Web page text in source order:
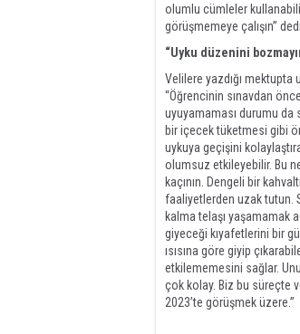
olumlu cümleler
görüşmemeye çalışın” dedi.
“Uyku düzenini
Velilere yazdığı
“Öğrencinin sınavdan
uyuyamaması durumu da
bir içecek tüketmesi gibi
uykuya geçişini
olumsuz etkileyebilir. Bu
kaçının. Dengeli bir
faaliyetlerden uzak tutun.
kalma telaşı yaşamamak
giyeceği kıyafetlerini bir
ısısına göre giyip
etkilememesini sağlar.
çok kolay. Biz bu süreçte
2023’te görüşmek üzere.”